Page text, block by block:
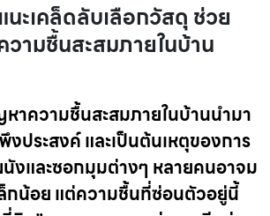
นะเคล็ดลับเลือกวัสดุ ช่วย
ามชื้นสะสมภายในบ้าน
าความชื้นสะสมภายในบ้านนำมา
ประสงค์ และเป็นต้นเหตุของการ
นังและซอกมุมต่างๆ หลายคนอาจม
ล็กน้อย แต่ความชื้นที่ซ่อนตัวอยู่นี้